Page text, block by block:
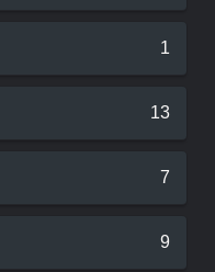
1
13
7
9